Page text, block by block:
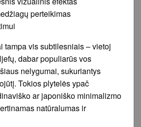
perteikimas
tampa vis subtilesniais – vietoj
dabar populiarūs vos
nelygumai, sukuriantys
Tokios plytelės ypač
ar japoniško minimalizmo
natūralumas ir